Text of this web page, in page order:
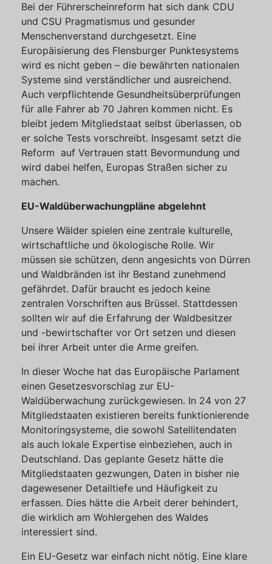
Bei der Führerscheinreform hat sich dank CDU
und CSU Pragmatismus und gesunder
Menschenverstand durchgesetzt. Eine
Europäisierung des Flensburger Punktesystems
wird es nicht geben – die bewährten nationalen
Systeme sind verständlicher und ausreichend.
Auch verpflichtende Gesundheitsüberprüfungen
für alle Fahrer ab 70 Jahren kommen nicht. Es
bleibt jedem Mitgliedstaat selbst überlassen, ob
er solche Tests vorschreibt. Insgesamt setzt die
Reform auf Vertrauen statt Bevormundung und
wird dabei helfen, Europas Straßen sicher zu
machen.
EU-Waldüberwachungpläne abgelehnt
Unsere Wälder spielen eine zentrale kulturelle,
wirtschaftliche und ökologische Rolle. Wir
müssen sie schützen, denn angesichts von Dürren
und Waldbränden ist ihr Bestand zunehmend
gefährdet. Dafür braucht es jedoch keine
zentralen Vorschriften aus Brüssel. Stattdessen
sollten wir auf die Erfahrung der Waldbesitzer
und -bewirtschafter vor Ort setzen und diesen
bei ihrer Arbeit unter die Arme greifen.
In dieser Woche hat das Europäische Parlament
einen Gesetzesvorschlag zur EU-
Waldüberwachung zurückgewiesen. In 24 von 27
Mitgliedstaaten existieren bereits funktionierende
Monitoringsysteme, die sowohl Satellitendaten
als auch lokale Expertise einbeziehen, auch in
Deutschland. Das geplante Gesetz hätte die
Mitgliedstaaten gezwungen, Daten in bisher nie
dagewesener Detailtiefe und Häufigkeit zu
erfassen. Dies hätte die Arbeit derer behindert,
die wirklich am Wohlergehen des Waldes
interessiert sind.
Ein EU-Gesetz war einfach nicht nötig. Eine klare